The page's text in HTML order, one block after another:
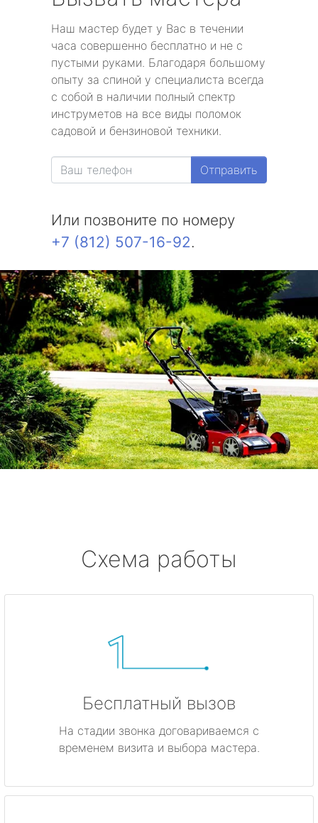
Наш мастер будет у Вас в течении
часа совершенно бесплатно и не с
пустыми руками. Благодаря большому
опыту за спиной у специалиста всегда
с собой в наличии полный спектр
инструметов на все виды поломок
садовой и бензиновой техники.
Отправить
Или позвоните по номеру
+7 (812) 507-16-92.
Схема работы
Бесплатный вызов
На стадии звонка договариваемся с
временем визита и выбора мастера.